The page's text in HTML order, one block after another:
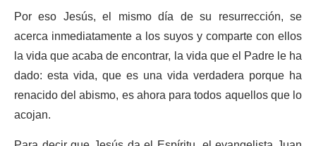
Por eso Jesús, el mismo día de su resurrección, se
acerca inmediatamente a los suyos y comparte con ellos
la vida que acaba de encontrar, la vida que el Padre le ha
dado: esta vida, que es una vida verdadera porque ha
renacido del abismo, es ahora para todos aquellos que lo
acojan.